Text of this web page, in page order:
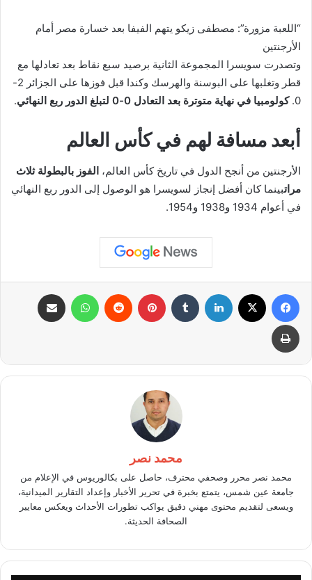
“اللعبة مزورة”: مصطفى زيكو يتهم الفيفا بعد خسارة مصر أمام
الأرجنتين
وتصدرت سويسرا المجموعة الثانية برصيد سبع نقاط بعد تعادلها مع
قطر وتغلبها على البوسنة والهرسك وكندا قبل فوزها على الجزائر 2-
0. كولومبيا في نهاية متوترة بعد التعادل 0-0 لتبلغ الدور ربع النهائي .
أبعد مسافة لهم في كأس العالم
الأرجنتين من أنجح الدول في تاريخ كأس العالم، الفوز بالبطولة ثلاث
مراتبينما كان أفضل إنجاز لسويسرا هو الوصول إلى الدور ربع النهائي
في أعوام 1934 و1938 و1954.
فيسبوك لينكدإن بينتيريست واتساب
طباعة
محمد نصر
محمد نصر محرر وصحفي محترف، حاصل على بكالوريوس في الإعلام من
جامعة عين شمس، يتمتع بخبرة في تحرير الأخبار وإعداد التقارير الميدانية،
ويسعى لتقديم محتوى مهني دقيق يواكب تطورات الأحداث ويعكس معايير
الصحافة الحديثة.